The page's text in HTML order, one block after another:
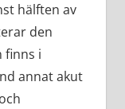
hälften av
den
finns i
annat akut